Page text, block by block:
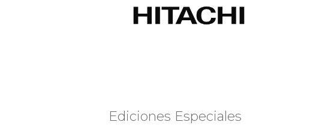
Ediciones Especiales